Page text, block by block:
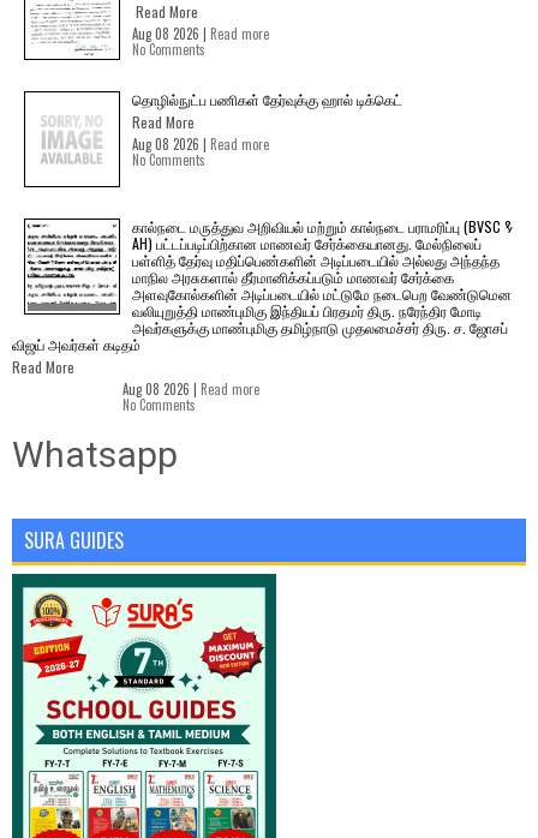
Read More
Aug 08 2026 | Read more
No Comments
தொழில்நுட்ப பணிகள் தேர்வுக்கு ஹால் ​டிக்கெட்
Read More
Aug 08 2026 | Read more
No Comments
கால்நடை மருத்துவ அறிவியல் மற்றும் கால்நடை பராமரிப்பு (BVSC &
AH) பட்டப்படிப்பிற்கான மாணவர் சேர்க்கையானது. மேல்நிலைப்
பள்ளித் தேர்வு மதிப்பெண்களின் அடிப்படையில் அல்லது அந்தந்த
மாநில அரசுகளால் தீர்மானிக்கப்படும் மாணவர் சேர்க்கை
அளவுகோல்களின் அடிப்படையில் மட்டுமே நடைபெற வேண்டுமென
வலியுறுத்தி மாண்புமிகு இந்தியப் பிரதமர் திரு. நரேந்திர மோடி
அவர்களுக்கு மாண்புமிகு தமிழ்நாடு முதலமைச்சர் திரு. ச. ஜோசப்
விஜய் அவர்கள் கடிதம்
Read More
Aug 08 2026 | Read more
No Comments
Whatsapp
SURA GUIDES